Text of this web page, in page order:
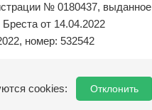
№ 0180437, выданное
от 14.04.2022
номер: 532542
покупателей:
cookies: Отклонить